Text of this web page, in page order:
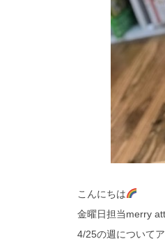
こんにちは
金曜日担当merry
4/25の週について